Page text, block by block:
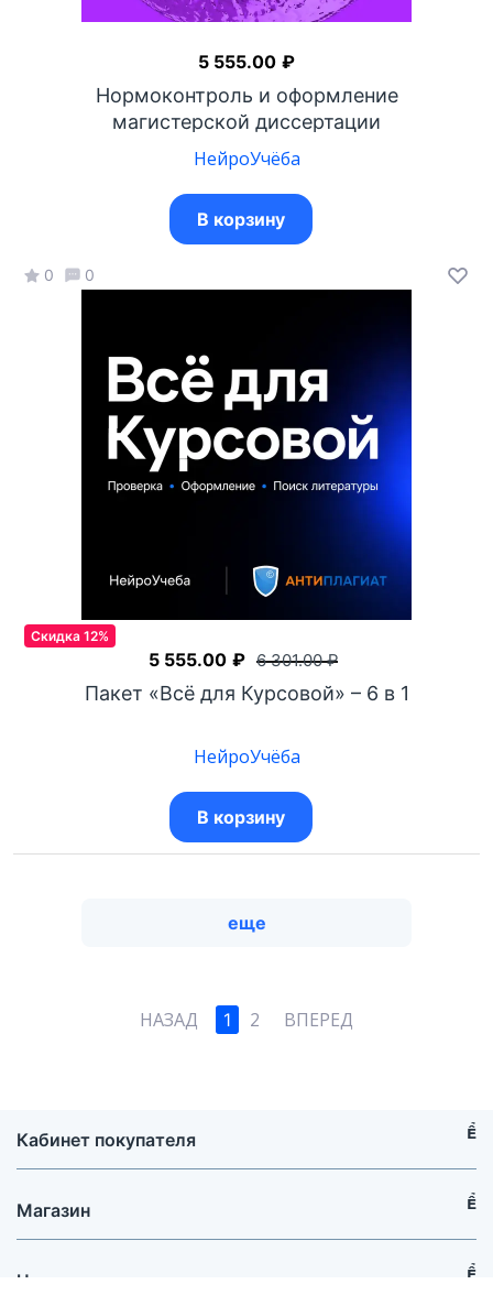
Нормоконтроль и оформление
магистерской диссертации
НейроУчёба
5 555.00 ₽
В корзину
0 0
Скидка 12%
Пакет «Всё для Курсовой» – 6 в 1
НейроУчёба
5 555.00 ₽ 6 301.00 ₽
В корзину
еще
НАЗАД 1 2 ВПЕРЕД
Кабинет покупателя
Магазин
Центр поддержки